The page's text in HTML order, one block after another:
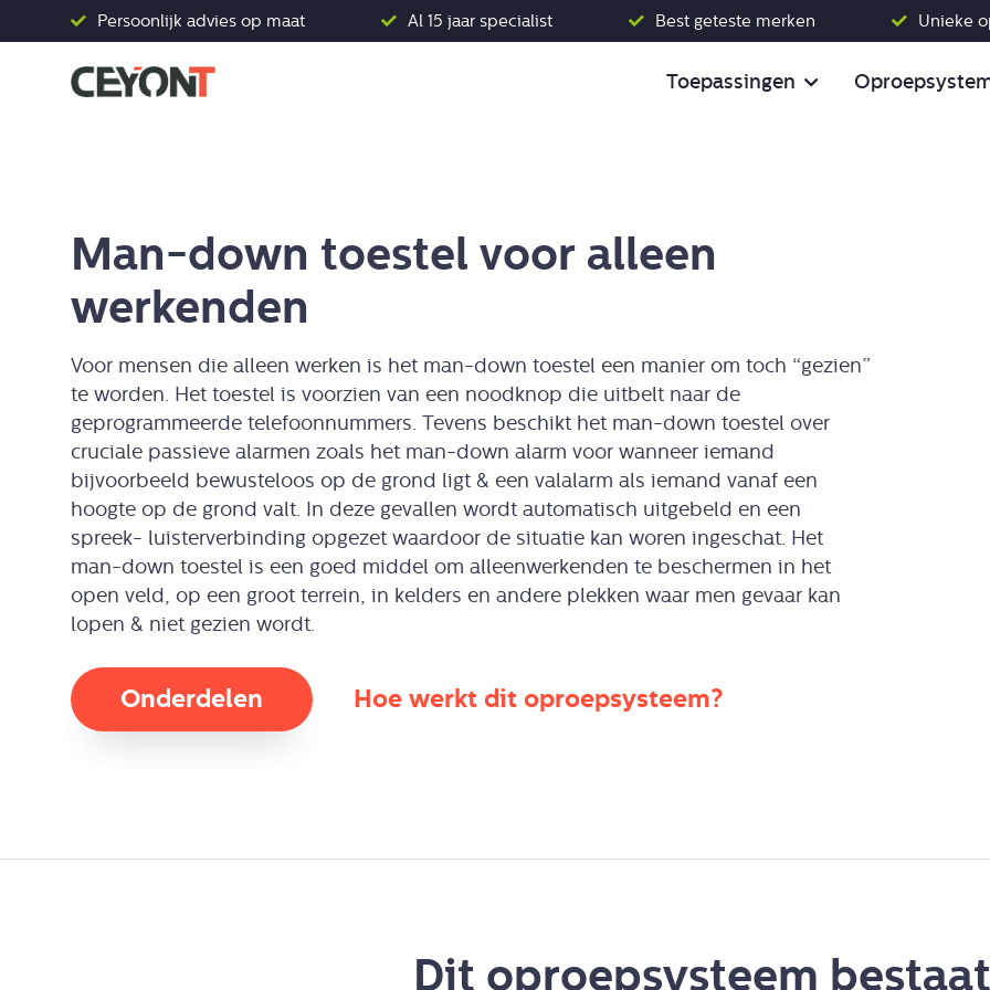
to
Persoonlijk advies op maat Al 15 jaar specialist Best geteste merken Unieke
Toepassingen
Man-down toestel voor alleen
werkenden
Voor mensen die alleen werken is het man-down toestel een manier om toch “gezien”
te worden. Het toestel is voorzien van een noodknop die uitbelt naar de
geprogrammeerde telefoonnummers. Tevens beschikt het man-down toestel over
cruciale passieve alarmen zoals het man-down alarm voor wanneer iemand
bijvoorbeeld bewusteloos op de grond ligt & een valalarm als iemand vanaf een
hoogte op de grond valt. In deze gevallen wordt automatisch uitgebeld en een
spreek- luisterverbinding opgezet waardoor de situatie kan woren ingeschat. Het
man-down toestel is een goed middel om alleenwerkenden te beschermen in het
open veld, op een groot terrein, in kelders en andere plekken waar men gevaar kan
lopen & niet gezien wordt.
Onderdelen Hoe werkt dit oproepsysteem?
Dit oproepsysteem